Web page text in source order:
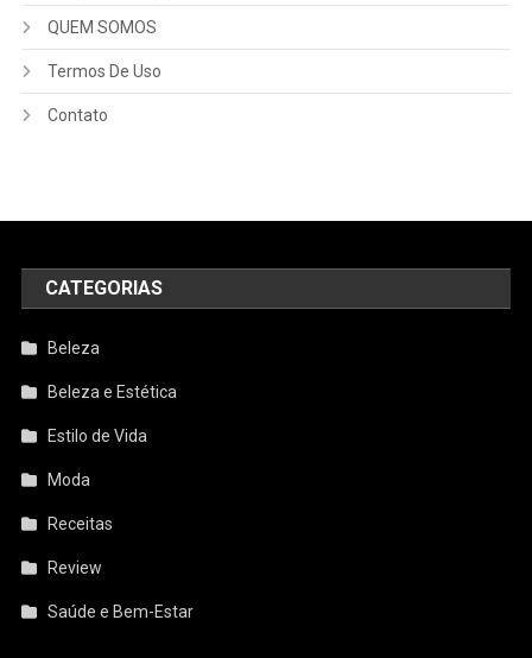
QUEM SOMOS
Termos De Uso
Contato
CATEGORIAS
Beleza
Beleza e Estética
Estilo de Vida
Moda
Receitas
Review
Saúde e Bem-Estar